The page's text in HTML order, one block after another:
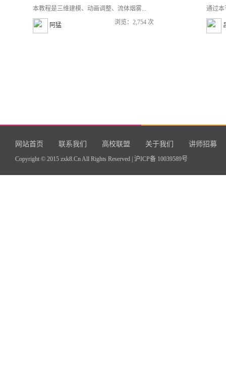
本教程是三维建模、动画调整、流体烟雾...
阿猛 浏览：2,754 次
通过本
网站首页 联系我们 高校联盟 关于我们 讲师招募
Copyright © 2015 zxk8.Cn All Rights Reserved | 沪ICP备 10039589号